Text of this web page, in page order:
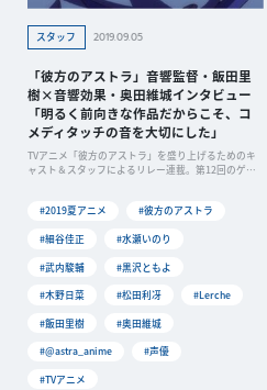
スタッフ 2019.09.05
「彼方のアストラ」音響監督・飯田里
樹×音響効果・奥田維城インタビュー
「明るく前向きな作品だからこそ、コ
メディタッチの音を大切にした」
TVアニメ「彼方のアストラ」を盛り上げるためのキ
ャスト＆スタッフによるリレー連載。第12回のゲス
#2019夏アニメ
#彼方のアストラ
#細谷佳正
#水瀬いのり
#武内駿輔
#黒沢ともよ
#木野日菜
#松田利冴
#Lerche
#飯田里樹
#奥田維城
#@astra_anime
#声優
#TVアニメ